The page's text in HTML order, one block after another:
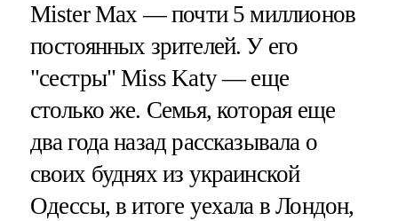
Mister Max — почти 5 миллионов
постоянных зрителей. У его
"сестры" Miss Katy — еще
столько же. Семья, которая еще
два года назад рассказывала о
своих буднях из украинской
Одессы, в итоге уехала в Лондон,